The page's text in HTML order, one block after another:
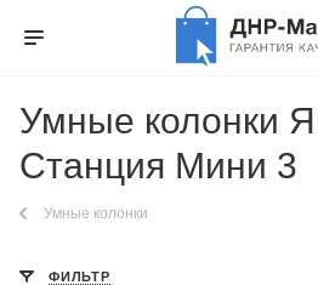
Умные колонки
Станция Мини 3
Умные колонки
ФИЛЬТР